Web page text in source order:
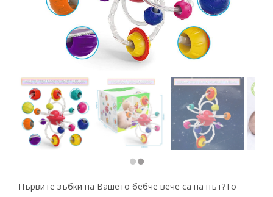
Първите зъбки на Вашето бебче вече са на път?То